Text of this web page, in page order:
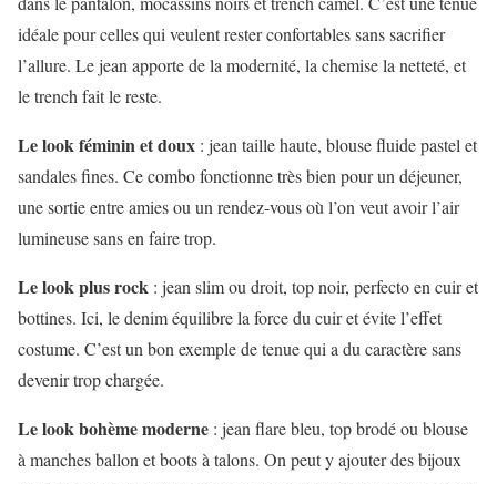
idéale pour celles qui veulent rester confortables sans sacrifier
l’allure. Le jean apporte de la modernité, la chemise la netteté, et
le trench fait le reste.
Le look féminin et doux : jean taille haute, blouse fluide pastel et
sandales fines. Ce combo fonctionne très bien pour un déjeuner,
une sortie entre amies ou un rendez-vous où l’on veut avoir l’air
lumineuse sans en faire trop.
Le look plus rock : jean slim ou droit, top noir, perfecto en cuir et
bottines. Ici, le denim équilibre la force du cuir et évite l’effet
costume. C’est un bon exemple de tenue qui a du caractère sans
devenir trop chargée.
Le look bohème moderne : jean flare bleu, top brodé ou blouse
à manches ballon et boots à talons. On peut y ajouter des bijoux